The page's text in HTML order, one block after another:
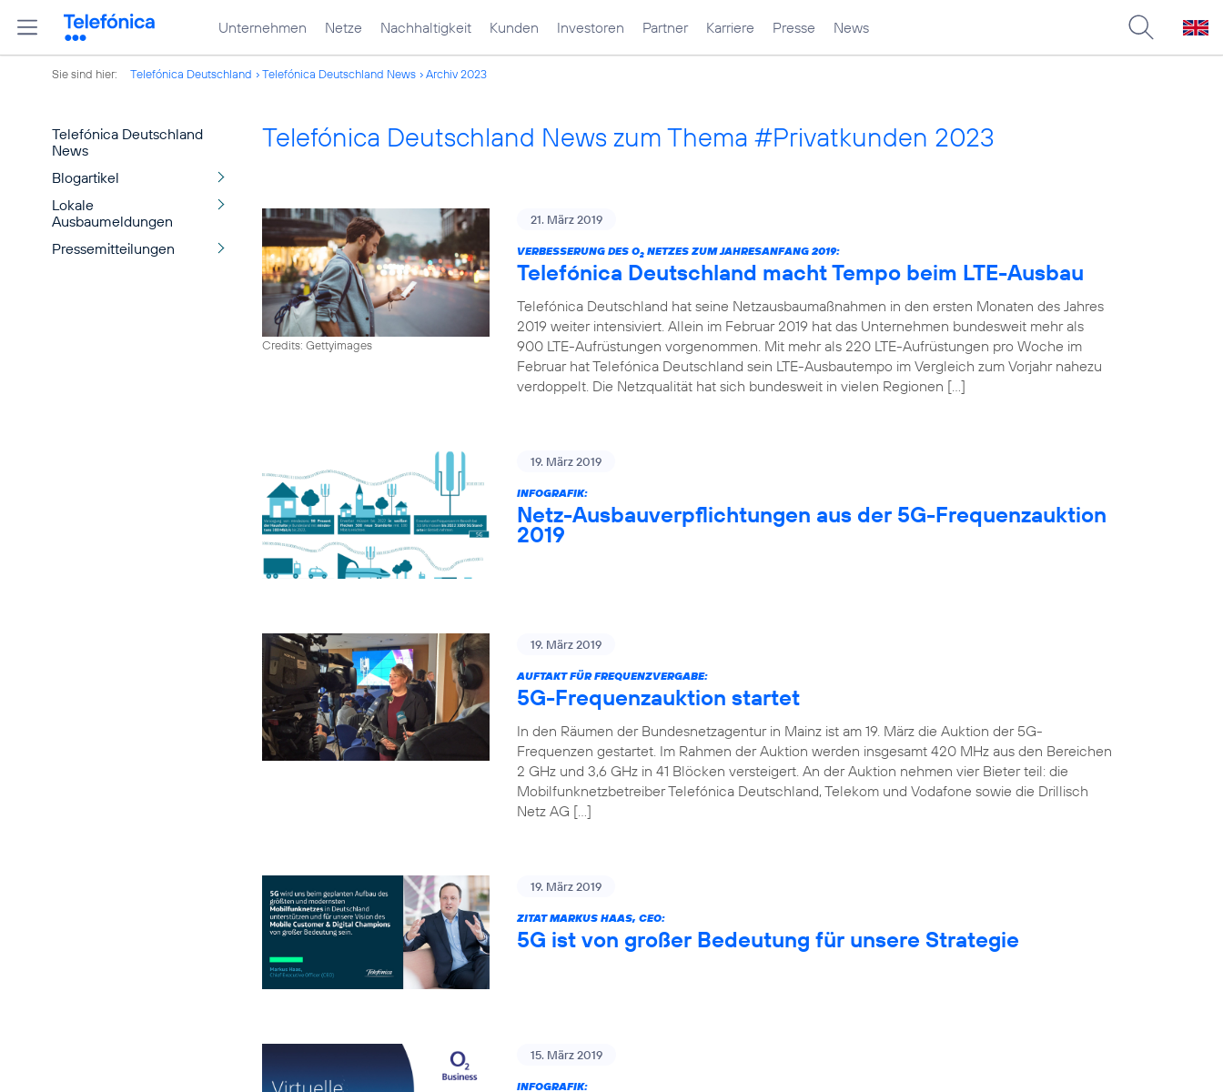
Unternehmen Netze Nachhaltigkeit Kunden Investoren Partner Karriere Presse News
Sie sind hier: Telefónica Deutschland Telefónica Deutschland News Archiv 2023
Telefónica Deutschland
News
Blogartikel
Lokale
Ausbaumeldungen
Pressemitteilungen
Telefónica Deutschland News zum Thema #Privatkunden 2023
Credits: Gettyimages
21. März 2019
VERBESSERUNG DES O2 NETZES ZUM JAHRESANFANG 2019:
Telefónica Deutschland macht Tempo beim LTE-Ausbau
Telefónica Deutschland hat seine Netzausbaumaßnahmen in den ersten Monaten des Jahres
2019 weiter intensiviert. Allein im Februar 2019 hat das Unternehmen bundesweit mehr als
900 LTE-Aufrüstungen vorgenommen. Mit mehr als 220 LTE-Aufrüstungen pro Woche im
Februar hat Telefónica Deutschland sein LTE-Ausbautempo im Vergleich zum Vorjahr nahezu
verdoppelt. Die Netzqualität hat sich bundesweit in vielen Regionen […]
19. März 2019
INFOGRAFIK:
Netz-Ausbauverpflichtungen aus der 5G-Frequenzauktion
2019
19. März 2019
AUFTAKT FÜR FREQUENZVERGABE:
5G-Frequenzauktion startet
In den Räumen der Bundesnetzagentur in Mainz ist am 19. März die Auktion der 5G-
Frequenzen gestartet. Im Rahmen der Auktion werden insgesamt 420 MHz aus den Bereichen
2 GHz und 3,6 GHz in 41 Blöcken versteigert. An der Auktion nehmen vier Bieter teil: die
Mobilfunknetzbetreiber Telefónica Deutschland, Telekom und Vodafone sowie die Drillisch
Netz AG […]
19. März 2019
ZITAT MARKUS HAAS, CEO:
5G ist von großer Bedeutung für unsere Strategie
15. März 2019
INFOGRAFIK: